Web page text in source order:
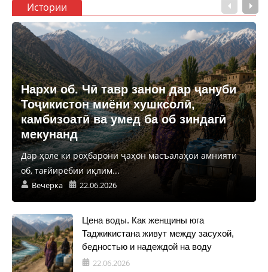
Истории
Нархи об. Чӣ тавр занон дар ҷануби
Тоҷикистон миёни хушксолӣ,
камбизоатӣ ва умед ба об зиндагӣ
мекунанд
Дар ҳоле ки роҳбарони ҷаҳон масъалаҳои амнияти
об, тағйирёбии иқлим...
Вечерка 22.06.2026
Цена воды. Как женщины юга
Таджикистана живут между засухой,
бедностью и надеждой на воду
22.06.2026